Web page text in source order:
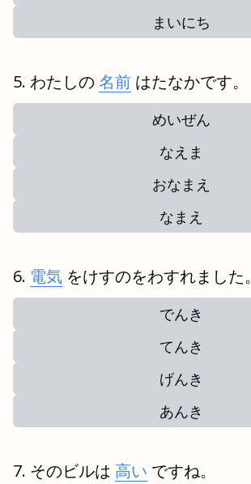
まいにち
わたしの 名前 はたなかです。
めいぜん
なえま
おなまえ
なまえ
電気 をけすのをわすれました。
でんき
てんき
げんき
あんき
そのビルは 高い ですね。